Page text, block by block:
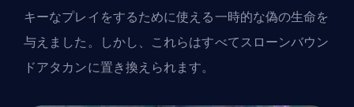
キーなプレイをするために使える一時的な偽の生命を
与えました。しかし、これらはすべてスローンバウン
ドアタカンに置き換えられます。